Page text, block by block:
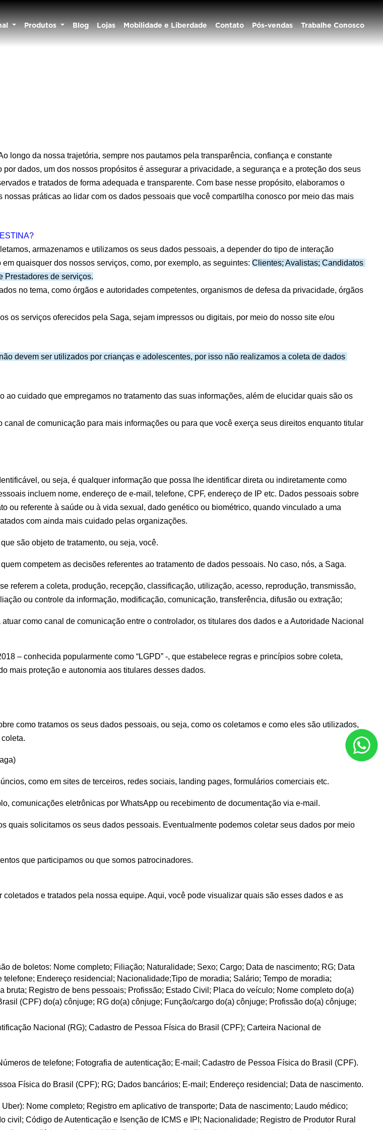
Produtos Blog Lojas Mobilidade e Liberdade Contato Pós-vendas Trabalhe Conosco
longo da nossa trajetória, sempre nos pautamos pela transparência, confiança e constante
dados, um dos nossos propósitos é assegurar a privacidade, a segurança e a proteção dos seus
e tratados de forma adequada e transparente. Com base nesse propósito, elaboramos o
nossas práticas ao lidar com os dados pessoais que você compartilha conosco por meio das mais
armazenamos e utilizamos os seus dados pessoais, a depender do tipo de interação
quaisquer dos nossos serviços, como, por exemplo, as seguintes: Clientes; Avalistas; Candidatos
Prestadores de serviços.
no tema, como órgãos e autoridades competentes, organismos de defesa da privacidade, órgãos
os serviços oferecidos pela Saga, sejam impressos ou digitais, por meio do nosso site e/ou
devem ser utilizados por crianças e adolescentes, por isso não realizamos a coleta de dados
cuidado que empregamos no tratamento das suas informações, além de elucidar quais são os
de comunicação para mais informações ou para que você exerça seus direitos enquanto titular
ou seja, é qualquer informação que possa lhe identificar direta ou indiretamente como
incluem nome, endereço de e-mail, telefone, CPF, endereço de IP etc. Dados pessoais sobre
referente à saúde ou à vida sexual, dado genético ou biométrico, quando vinculado a uma
com ainda mais cuidado pelas organizações.
são objeto de tratamento, ou seja, você.
competem as decisões referentes ao tratamento de dados pessoais. No caso, nós, a Saga.
referem a coleta, produção, recepção, classificação, utilização, acesso, reprodução, transmissão,
ou controle da informação, modificação, comunicação, transferência, difusão ou extração;
como canal de comunicação entre o controlador, os titulares dos dados e a Autoridade Nacional
– conhecida popularmente como “LGPD” -, que estabelece regras e princípios sobre coleta,
mais proteção e autonomia aos titulares desses dados.
como tratamos os seus dados pessoais, ou seja, como os coletamos e como eles são utilizados,
como em sites de terceiros, redes sociais, landing pages, formulários comerciais etc.
comunicações eletrônicas por WhatsApp ou recebimento de documentação via e-mail.
quais solicitamos os seus dados pessoais. Eventualmente podemos coletar seus dados por meio
que participamos ou que somos patrocinadores.
e tratados pela nossa equipe. Aqui, você pode visualizar quais são esses dados e as
de boletos: Nome completo; Filiação; Naturalidade; Sexo; Cargo; Data de nascimento; RG; Data
Endereço residencial; Nacionalidade;Tipo de moradia; Salário; Tempo de moradia;
Registro de bens pessoais; Profissão; Estado Civil; Placa do veículo; Nome completo do(a)
(CPF) do(a) cônjuge; RG do(a) cônjuge; Função/cargo do(a) cônjuge; Profissão do(a) cônjuge;
Nacional (RG); Cadastro de Pessoa Física do Brasil (CPF); Carteira Nacional de
de telefone; Fotografia de autenticação; E-mail; Cadastro de Pessoa Física do Brasil (CPF).
Física do Brasil (CPF); RG; Dados bancários; E-mail; Endereço residencial; Data de nascimento.
Nome completo; Registro em aplicativo de transporte; Data de nascimento; Laudo médico;
Código de Autenticação e Isenção de ICMS e IPI; Nacionalidade; Registro de Produtor Rural